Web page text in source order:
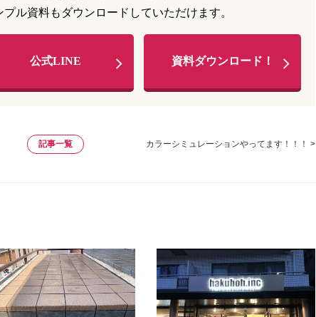
ル資料もダウンロードしていただけます。
公式LINE 資料ダウンロード！
カラーシミュレーションやってます！！！ >
記事一覧